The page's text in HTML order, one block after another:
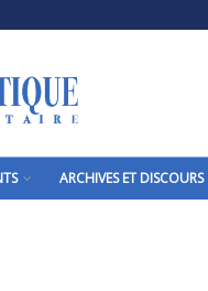
ARCHIVES ET DISCOURS